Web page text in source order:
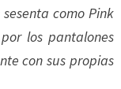
como Pink
los pantalones
con sus propias